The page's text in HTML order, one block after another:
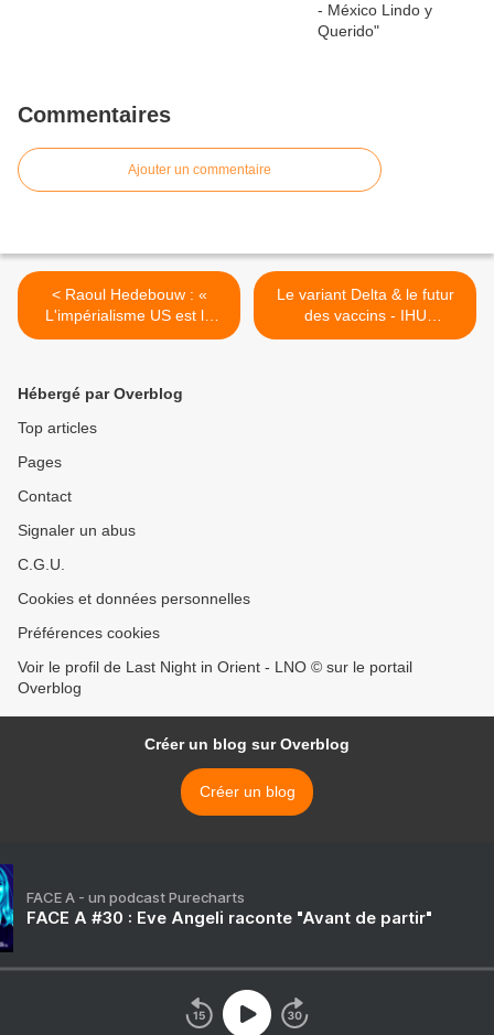
Commentaires
Ajouter un commentaire
< Raoul Hedebouw : «
L'impérialisme US est le
plus grand danger pour la
Le variant Delta & le futur
des vaccins - IHU
Méditerranée-Infection >
Hébergé par Overblog
Top articles
Pages
Contact
Signaler un abus
C.G.U.
Cookies et données personnelles
Préférences cookies
Voir le profil de Last Night in Orient - LNO © sur le portail
Overblog
Créer un blog sur Overblog
Créer un blog
FACE A - un podcast Purecharts
FACE A #30 : Eve Angeli raconte "Avant de partir"